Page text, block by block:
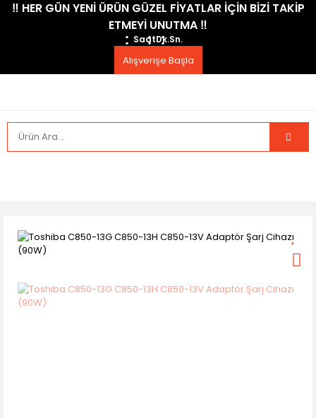
​‼️​ HER GÜN YENİ ÜRÜN GÜZEL FİYATLAR İÇİN BİZİ TAKİP
ETMEYİ UNUTMA ​‼️​
SaatDk.Sn.
Alışverişe Başla